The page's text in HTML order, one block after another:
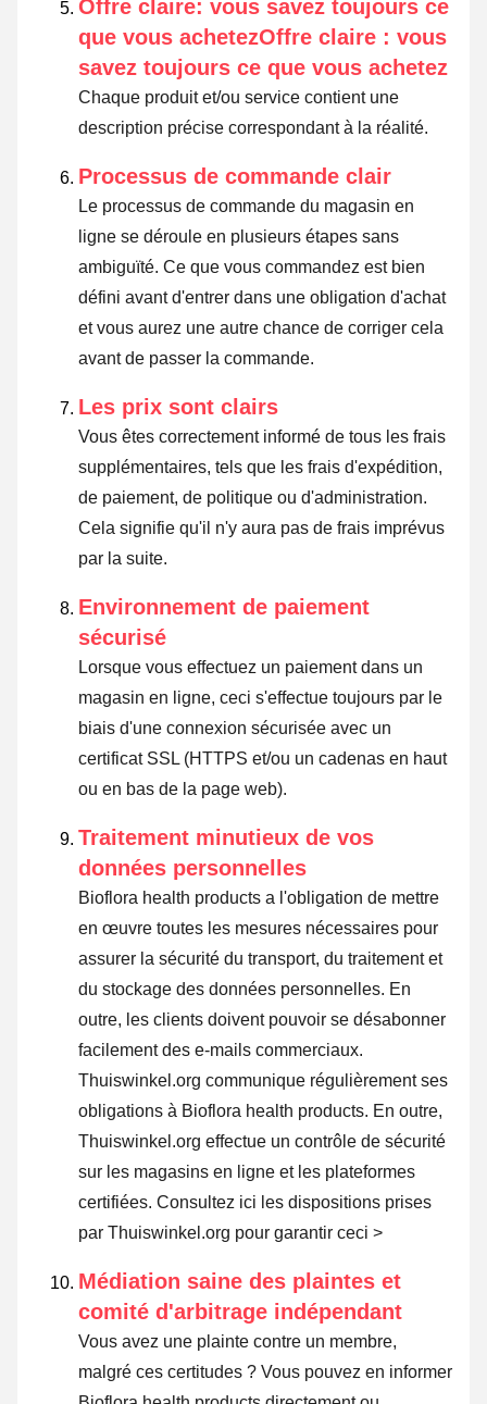
Offre claire: vous savez toujours ce
que vous achetezOffre claire : vous
savez toujours ce que vous achetez
Chaque produit et/ou service contient une
description précise correspondant à la réalité.
Processus de commande clair
Le processus de commande du magasin en
ligne se déroule en plusieurs étapes sans
ambiguïté. Ce que vous commandez est bien
défini avant d'entrer dans une obligation d'achat
et vous aurez une autre chance de corriger cela
avant de passer la commande.
Les prix sont clairs
Vous êtes correctement informé de tous les frais
supplémentaires, tels que les frais d'expédition,
de paiement, de politique ou d'administration.
Cela signifie qu'il n'y aura pas de frais imprévus
par la suite.
Environnement de paiement
sécurisé
Lorsque vous effectuez un paiement dans un
magasin en ligne, ceci s'effectue toujours par le
biais d'une connexion sécurisée avec un
certificat SSL (HTTPS et/ou un cadenas en haut
ou en bas de la page web).
Traitement minutieux de vos
données personnelles
Bioflora health products a l'obligation de mettre
en œuvre toutes les mesures nécessaires pour
assurer la sécurité du transport, du traitement et
du stockage des données personnelles. En
outre, les clients doivent pouvoir se désabonner
facilement des e-mails commerciaux.
Thuiswinkel.org communique régulièrement ses
obligations à Bioflora health products. En outre,
Thuiswinkel.org effectue un contrôle de sécurité
sur les magasins en ligne et les plateformes
certifiées. Consultez ici les dispositions prises
par Thuiswinkel.org pour garantir ceci >
Médiation saine des plaintes et
comité d'arbitrage indépendant
Vous avez une plainte contre un membre,
malgré ces certitudes ? Vous pouvez en informer